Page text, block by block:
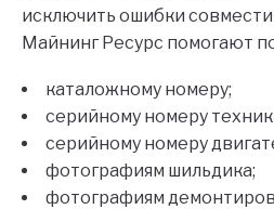
исключить ошибки
Майнинг Ресурс помогают
каталожному номеру;
серийному номеру
серийному номеру
фотографиям шильдика;
фотографиям